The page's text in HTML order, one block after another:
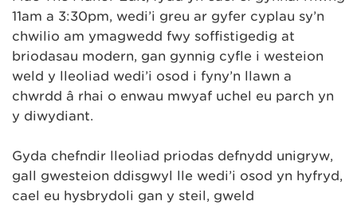
11am a 3:30pm, wedi’i greu ar gyfer cyplau sy’n
chwilio am ymagwedd fwy soffistigedig at
briodasau modern, gan gynnig cyfle i westeion
weld y lleoliad wedi’i osod i fyny’n llawn a
chwrdd â rhai o enwau mwyaf uchel eu parch yn
y diwydiant.
Gyda chefndir lleoliad priodas defnydd unigryw,
gall gwesteion ddisgwyl lle wedi’i osod yn hyfryd,
cael eu hysbrydoli gan y steil, gweld